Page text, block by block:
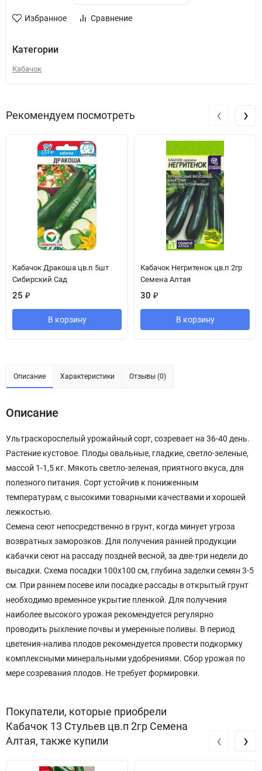
Избранное Сравнение
Категории
Кабачок
Рекомендуем посмотреть
Кабачок Дракоша цв.п 5шт
Сибирский Сад
25 ₽
В корзину
Кабачок Негритенок цв.п 2гр
Семена Алтая
30 ₽
В корзину
‹ ›
Описание Характеристики Отзывы (0)
Описание
Ультраскороспелый урожайный сорт, созревает на 36-40 день.
Растение кустовое. Плоды овальные, гладкие, светло-зеленые,
массой 1-1,5 кг. Мякоть светло-зеленая, приятного вкуса, для
полезного питания. Сорт устойчив к пониженным
температурам, с высокими товарными качествами и хорошей
лежкостью.
Семена сеют непосредственно в грунт, когда минует угроза
возвратных заморозков. Для получения ранней продукции
кабачки сеют на рассаду поздней весной, за две-три недели до
высадки. Схема посадки 100х100 см, глубина заделки семян 3-5
см. При раннем посеве или посадке рассады в открытый грунт
необходимо временное укрытие пленкой. Для получения
наиболее высокого урожая рекомендуется регулярно
проводить рыхление почвы и умеренные поливы. В период
цветения-налива плодов рекомендуется провести подкормку
комплексными минеральными удобрениями. Сбор урожая по
мере созревания плодов. Не требует формировки.
Покупатели, которые приобрели
Кабачок 13 Стульев цв.п 2гр Семена
Алтая, также купили
‹ ›